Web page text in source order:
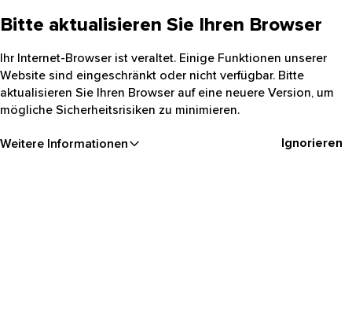
Bitte aktualisieren Sie Ihren Browser
Ihr Internet-Browser ist veraltet. Einige Funktionen unserer
Website sind eingeschränkt oder nicht verfügbar. Bitte
aktualisieren Sie Ihren Browser auf eine neuere Version, um
mögliche Sicherheitsrisiken zu minimieren.
Weitere Informationen Ignorieren